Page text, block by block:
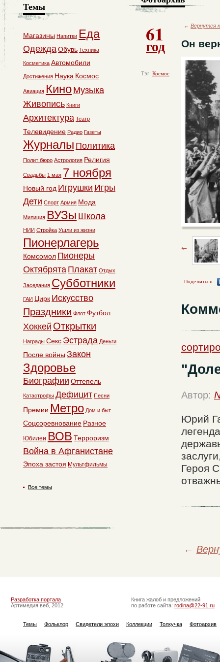
61
год
Тэг: Космос
← Вернутся
Он
Поделиться
Автор:
Юрий
Героя
←
Темы
Магазины Напитки Еда
ОдеждаОбувь Техника
Косметика Автомобили
Достижения Наука Космос
Авиация Кино Музыка
Живопись Книги
Архитектура Театр
Телевидение Радио Газеты
Журналы Политика
Полит бюро Астрология Религия
Свадьбы 1 мая 7 ноября
Новый год Игрушки Игры
Дети Спорт Армия Мода
Милиция ВУЗы Школа
НИИ Стройка Ушли из жизни
Пионерлагерь
Комсомол Пионеры
Октябрята Плакат Отдых
Заседания Субботники
ГАИ Цирк Искусство
Праздники Флот Футбол
Хоккей Открытки
Награды Секс Эстрада Деньги
После войны Закон
Здоровье
Биографии Оттепель
Катастрофы Дефицит Песни
Премии Метро Дом и быт
Соцсоревнование Разное
Юбилеи ВОВ Терроризм
Война в Афганистане
Эпоха застоя Мультфильмы
Все темы
Разработка портала
Артимедия веб, 2012
Книга жалоб и предложений
по работе сайта: rodina@22-91.ru
Темы Фольклор Свидетели эпохи Коллекции Толкучка Фотоархив